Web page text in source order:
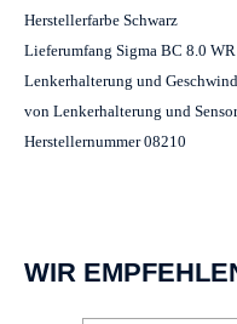
Herstellerfarbe Schwarz
Lieferumfang Sigma BC 8.0
Lenkerhalterung und
von Lenkerhalterung und Sensor
Herstellernummer 08210
WIR